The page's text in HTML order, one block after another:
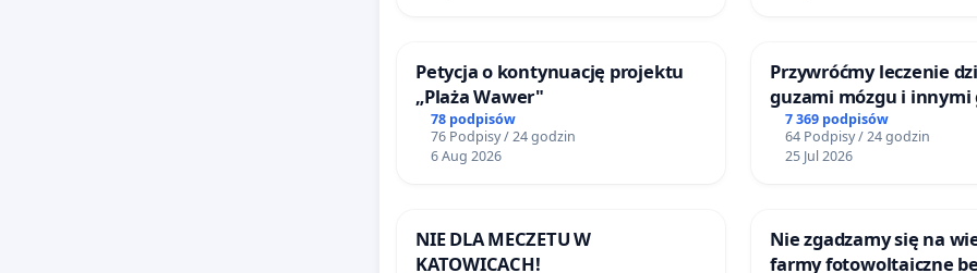
Petycja o kontynuację projektu
„Plaża Wawer"
78 podpisów
76 Podpisy / 24 godzin
6 Aug 2026
Przywróćmy leczenie
guzami mózgu i innymi
litymi do
Centrum Zdrowia
Katowicach
7 369 podpisów
64 Podpisy / 24 godzin
25 Jul 2026
NIE DLA MECZETU W
KATOWICACH!
Nie zgadzamy się na
farmy fotowoltaiczne